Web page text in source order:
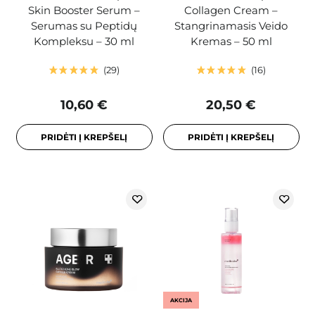
Skin Booster Serum –
Serumas su Peptidų
Kompleksu – 30 ml
29
10,60 €
PRIDĖTI Į KREPŠELĮ
Collagen Cream –
Stangrinamasis Veido
Kremas – 50 ml
16
20,50 €
PRIDĖTI Į KREPŠELĮ
AKCIJA